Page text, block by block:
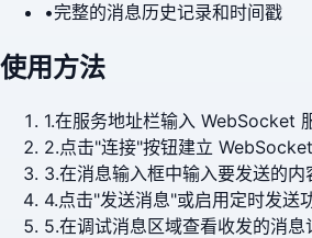
•完整的消息历史记录和时间戳
使用方法
1.在服务地址栏输入 WebSocket
2.点击"连接"按钮建立
3.在消息输入框中输入要发送的内
4.点击"发送消息"或启用定时发送
5.在调试消息区域查看收发的消息